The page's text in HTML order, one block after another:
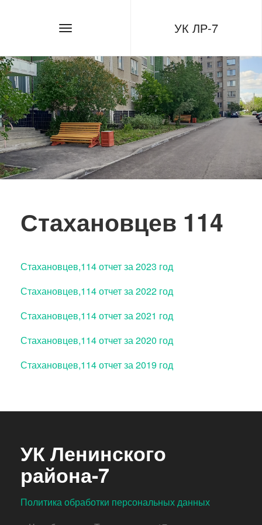
УК ЛР-7
Стахановцев 114
Стахановцев,114 отчет за 2023 год
Стахановцев,114 отчет за 2022 год
Стахановцев,114 отчет за 2021 год
Стахановцев,114 отчет за 2020 год
Стахановцев,114 отчет за 2019 год
УК Ленинского
района-7
Политика обработки персональных данных